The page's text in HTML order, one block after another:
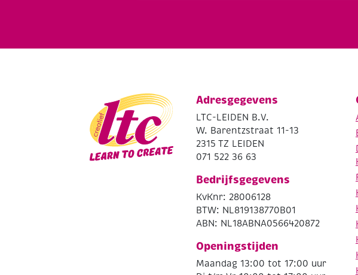
Adresgegevens
LTC-LEIDEN B.V.
W. Barentzstraat 11-13
2315 TZ LEIDEN
071 522 36 63
Bedrijfsgegevens
KvKnr: 28006128
BTW: NL819138770B01
ABN: NL18ABNA0566420872
Openingstijden
Maandag 13:00 tot 17:00 uur